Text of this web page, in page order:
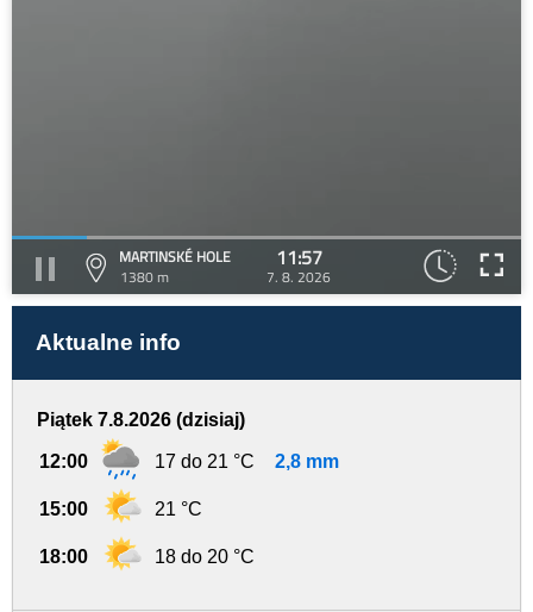
MARTINSKÉ HOLE
1380 m
11:57
7. 8. 2026
Aktualne info
Piątek 7.8.2026 (dzisiaj)
12:00 17 do 21 °C 2,8 mm
15:00 21 °C
18:00 18 do 20 °C